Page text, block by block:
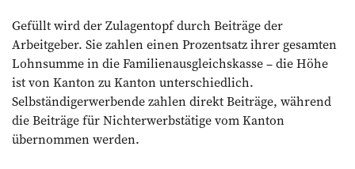
Gefüllt wird der Zulagentopf durch Beiträge der
Arbeitgeber. Sie zahlen einen Prozentsatz ihrer gesamten
Lohnsumme in die Familienausgleichskasse – die Höhe
ist von Kanton zu Kanton unterschiedlich.
Selbständigerwerbende zahlen direkt Beiträge, während
die Beiträge für Nichterwerbs­tätige vom Kanton
übernommen werden.